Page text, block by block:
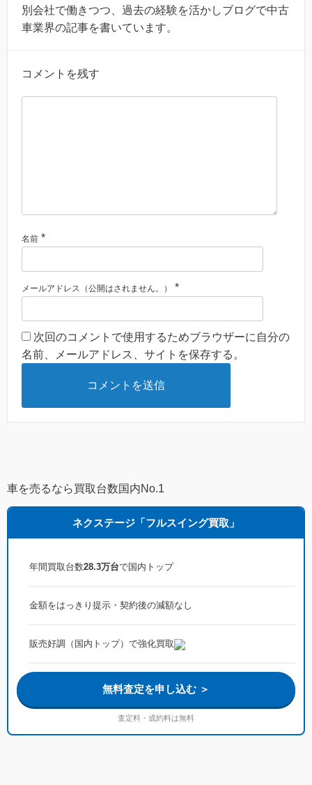
別会社で働きつつ、過去の経験を活かしブログで中古
車業界の記事を書いています。
コメントを残す
名前 *
メールアドレス（公開はされません。） *
次回のコメントで使用するためブラウザーに自分の
名前、メールアドレス、サイトを保存する。
車を売るなら買取台数国内No.1
ネクステージ「フルスイング買取」
年間買取台数28.3万台で国内トップ
金額をはっきり提示・契約後の減額なし
販売好調（国内トップ）で強化買取
無料査定を申し込む ＞
査定料・成約料は無料